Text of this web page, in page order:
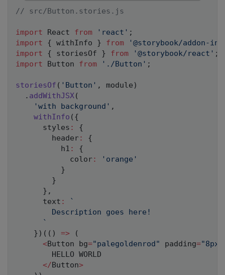
// src/Button.stories.js
import React from 'react' ;
import
{ withInfo } from
'@storybook/addon-
import
{ storiesOf } from '@storybook/react' ;
import Button from './Button' ;
storiesOf ( 'Button' , module )
. addWithJSX(
'with background' ,
withInfo ( {
      styles
:
{
        header
:
{
          h1
:
{
            color
:
'orange'
}
}
} ,
      text
:
`
        Description goes here!
`
} ) ( ( ) =>
(
<Button bg="palegoldenrod" padding="8px
HELLO WORLD
</Button>